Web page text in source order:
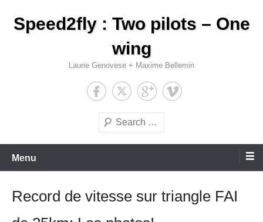
Speed2fly : Two pilots – One
wing
Laurie Genovese + Maxime Bellemin
Recherche
Menu
Record de vitesse sur triangle FAI